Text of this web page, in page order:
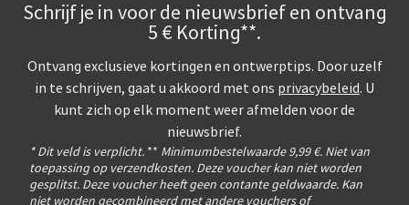
Schrijf je in voor de nieuwsbrief en ontvang
5 € Korting**.
Ontvang exclusieve kortingen en ontwerptips. Door uzelf
in te schrijven, gaat u akkoord met ons privacybeleid. U
kunt zich op elk moment weer afmelden voor de
nieuwsbrief.
* Dit veld is verplicht. ** Minimumbestelwaarde 9,99 €. Niet van
toepassing op verzendkosten. Deze voucher kan niet worden
gesplitst. Deze voucher heeft geen contante geldwaarde. Kan
niet worden gecombineerd met andere vouchers of